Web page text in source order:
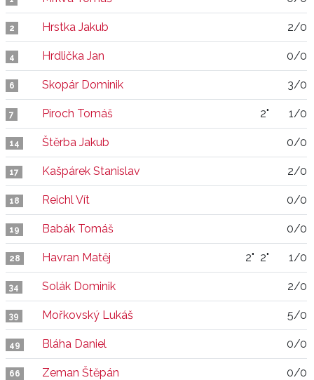
2 Hrstka Jakub 2/0
4 Hrdlička Jan 0/0
6 Skopár Dominik 3/0
7 Piroch Tomáš 2" 1/0
14 Štěrba Jakub 0/0
17 Kašpárek Stanislav 2/0
18 Reichl Vít 0/0
19 Babák Tomáš 0/0
28 Havran Matěj 2" 2" 1/0
34 Solák Dominik 2/0
39 Mořkovský Lukáš 5/0
49 Bláha Daniel 0/0
66 Zeman Štěpán 0/0